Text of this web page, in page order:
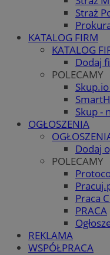
Straż
KATALOG FIRM
KATALOG
Dodaj
POLECAMY
Skup -
OGŁOSZENIA
Dodaj
POLECAMY
Praca
PRACA
REKLAMA
WSPÓŁPRACA